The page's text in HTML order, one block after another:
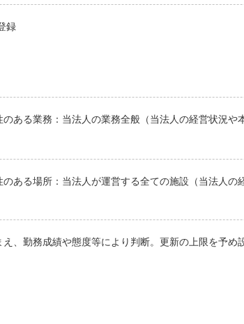
録
ある業務：当法人の業務全般（当法人の経営状況や
ある場所：当法人が運営する全ての施設（当法人の
、勤務成績や態度等により判断。更新の上限を予め